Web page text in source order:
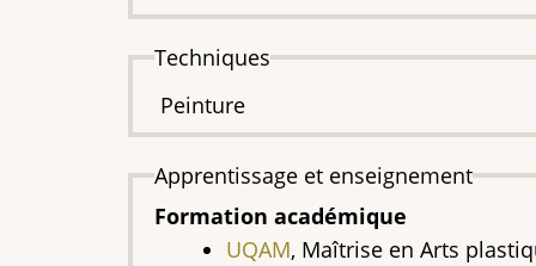
Techniques
Peinture
Apprentissage et enseignement
Formation académique
UQAM, Maîtrise en Arts